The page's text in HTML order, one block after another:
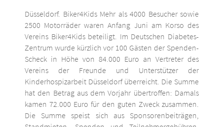
Düsseldorf. Biker4Kids Mehr als 4000 Besucher sowie
2500 Motorräder waren Anfang Juni am Korso des
Vereins Biker4Kids beteiligt. Im Deutschen Diabetes-
Zentrum wurde kürzlich vor 100 Gästen der Spenden-
Scheck in Höhe von 84.000 Euro an Vertreter des
Vereins der Freunde und Unterstützer der
Kinderhospizarbeit Düsseldorf überreicht. Die Summe
hat den Betrag aus dem Vorjahr übertroffen: Damals
kamen 72.000 Euro für den guten Zweck zusammen.
Die Summe speist sich aus Sponsorenbeiträgen,